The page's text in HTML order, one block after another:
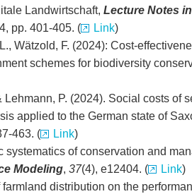
Landwirtschaft, Lecture Notes
pp. 401-405. (
Link)
Wätzold, F. (2024): Cost-
schemes for biodiversity
Lehmann, P. (2024). Social costs of
applied to the German state of
463. ( Link)
systematics of conservation and
Modeling, 37(4), e12404. ( Link)
distribution on the